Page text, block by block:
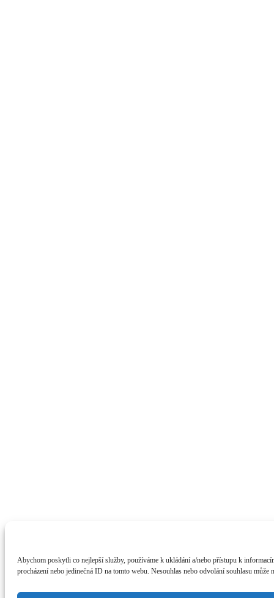
Abychom poskytli co nejlepší služby, používáme k ukládání a/nebo přístupu k
procházení nebo jedinečná ID na tomto webu. Nesouhlas nebo odvolání souhlasu